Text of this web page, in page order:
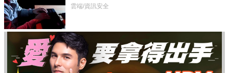
癱瘓全球！
雲端/資訊安全